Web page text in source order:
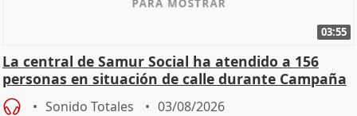
03:55
La central de Samur Social ha atendido a 156
personas en situación de calle durante Campaña
de Calor
Sonido Totales 03/08/2026